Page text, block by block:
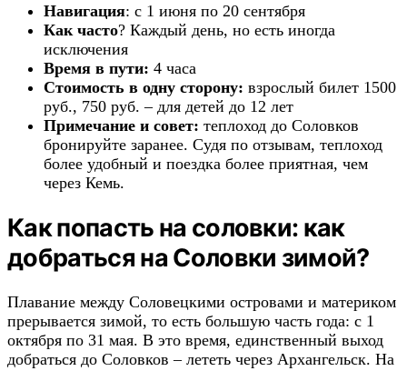
Навигация: с 1 июня по 20 сентября
Как часто? Каждый день, но есть иногда
исключения
Время в пути: 4 часа
Стоимость в одну сторону: взрослый билет 1500
руб., 750 руб. – для детей до 12 лет
Примечание и совет: теплоход до Соловков
бронируйте заранее. Судя по отзывам, теплоход
более удобный и поездка более приятная, чем
через Кемь.
Как попасть на соловки: как
добраться на Соловки зимой?
Плавание между Соловецкими островами и материком
прерывается зимой, то есть большую часть года: с 1
октября по 31 мая. В это время, единственный выход
добраться до Соловков – лететь через Архангельск. На